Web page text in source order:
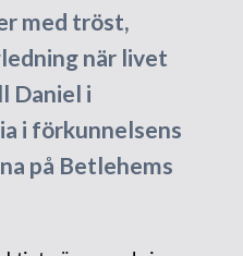
med tröst,
när livet
Daniel i
i förkunnelsens
på Betlehems